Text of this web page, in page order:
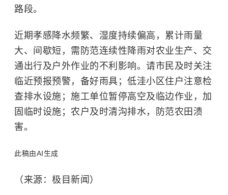
路段。
近期孝感降水频繁、湿度持续偏高，累计雨量
大、间歇短，需防范连续性降雨对农业生产、交
通出行及户外作业的不利影响。请市民及时关注
临近预报预警，备好雨具；低洼小区住户注意检
查排水设施；施工单位暂停高空及临边作业，加
固临时设施；农户及时清沟排水，防范农田渍
害。
此稿由AI生成
（来源：极目新闻）